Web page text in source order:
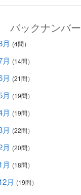
バックナンバー
(4問）
(14問）
(21問）
(19問）
(19問）
(22問）
(20問）
(18問）
月 (19問）